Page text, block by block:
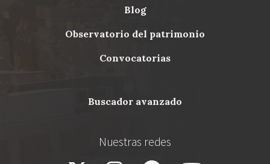
Menu
blog
observatorio del patrimonio
convocatorias
buscador avanzado
Nuestras redes